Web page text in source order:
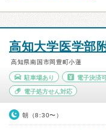
高知大学医学部
高知県南国市岡豊町小蓮
駐車場あり 電子決済
電子処方せん対応
朝（8:30〜）